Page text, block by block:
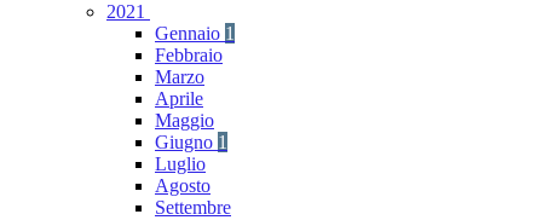
2021
Gennaio 1
Febbraio
Marzo
Aprile
Maggio
Giugno 1
Luglio
Agosto
Settembre